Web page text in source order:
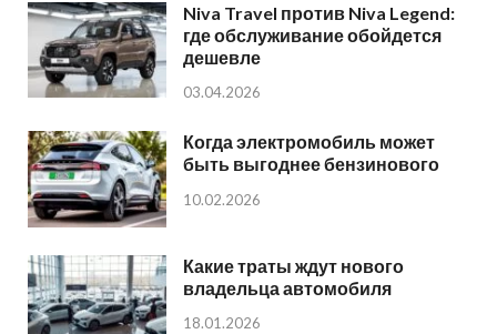
Niva Travel против Niva Legend:
где обслуживание обойдется
дешевле
03.04.2026
Когда электромобиль может
быть выгоднее бензинового
10.02.2026
Какие траты ждут нового
владельца автомобиля
18.01.2026